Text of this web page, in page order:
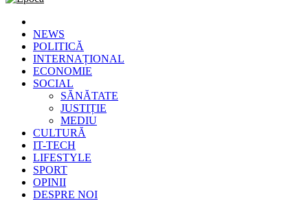
Epoca
Cele mai noi știri online din România
NEWS
POLITICĂ
INTERNAȚIONAL
ECONOMIE
SOCIAL
SĂNĂTATE
JUSTIȚIE
MEDIU
CULTURĂ
IT-TECH
LIFESTYLE
SPORT
OPINII
DESPRE NOI